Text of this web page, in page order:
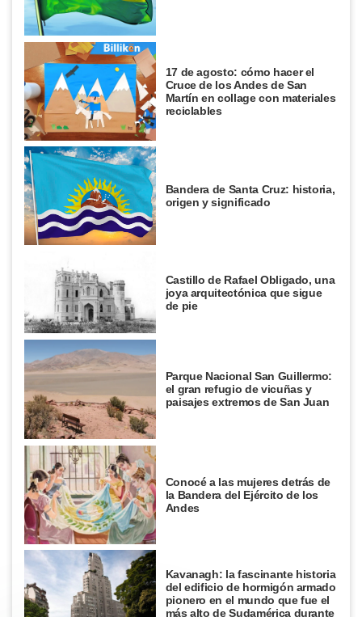
17 de agosto: cómo hacer el
Cruce de los Andes de San
Martín en collage con materiales
reciclables
Bandera de Santa Cruz: historia,
origen y significado
Castillo de Rafael Obligado, una
joya arquitectónica que sigue
de pie
Parque Nacional San Guillermo:
el gran refugio de vicuñas y
paisajes extremos de San Juan
Conocé a las mujeres detrás de
la Bandera del Ejército de los
Andes
Kavanagh: la fascinante historia
del edificio de hormigón armado
pionero en el mundo que fue el
más alto de Sudamérica durante